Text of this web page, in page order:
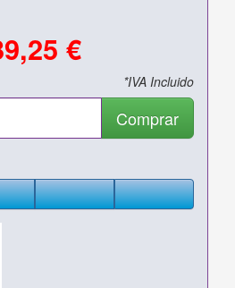
€
*IVA Incluido
Comprar